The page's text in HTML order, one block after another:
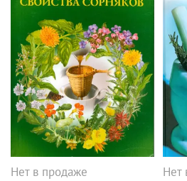
Нет в продаже
Нет